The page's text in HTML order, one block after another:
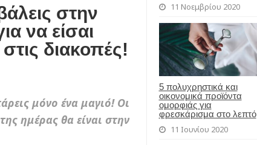
11 Νοεμβρίου 2020
5 πολυχρηστικά και
οικονομικά προϊόντα
ομορφιάς για
φρεσκάρισμα στο λεπτό
11 Ιουνίου 2020
στην
να είσαι
διακοπές!
μόνο ένα μαγιό! Οι
ημέρας θα είναι στην